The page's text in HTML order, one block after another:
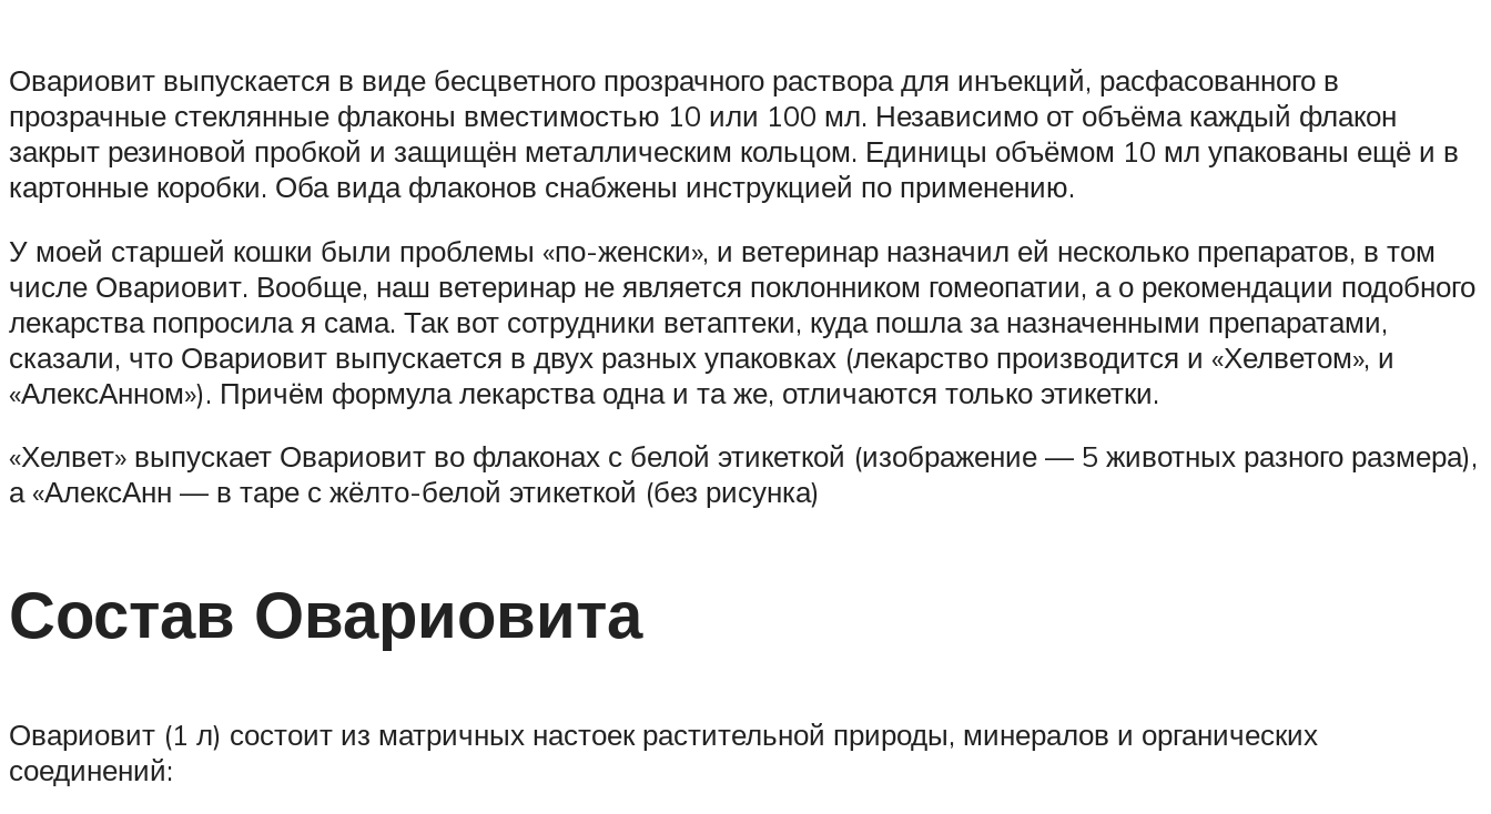
Овариовит выпускается в виде бесцветного прозрачного раствора для инъекций, расфасованного в
прозрачные стеклянные флаконы вместимостью 10 или 100 мл. Независимо от объёма каждый флакон
закрыт резиновой пробкой и защищён металлическим кольцом. Единицы объёмом 10 мл упакованы ещё и в
картонные коробки. Оба вида флаконов снабжены инструкцией по применению.
У моей старшей кошки были проблемы «по-женски», и ветеринар назначил ей несколько препаратов, в том
числе Овариовит. Вообще, наш ветеринар не является поклонником гомеопатии, а о рекомендации подобного
лекарства попросила я сама. Так вот сотрудники ветаптеки, куда пошла за назначенными препаратами,
сказали, что Овариовит выпускается в двух разных упаковках (лекарство производится и «Хелветом», и
«АлексАнном»). Причём формула лекарства одна и та же, отличаются только этикетки.
«Хелвет» выпускает Овариовит во флаконах с белой этикеткой (изображение — 5 животных разного размера),
а «АлексАнн — в таре с жёлто-белой этикеткой (без рисунка)
Состав Овариовита
Овариовит (1 л) состоит из матричных настоек растительной природы, минералов и органических
соединений: